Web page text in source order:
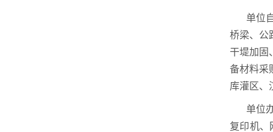
单位
桥梁、公
干堤加固
备材料采
库灌区、
单位
复印机、